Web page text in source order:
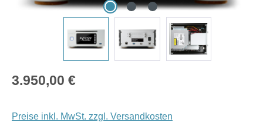
Regulärer Preis:
3.950,00 €
Preise inkl. MwSt. zzgl. Versandkosten